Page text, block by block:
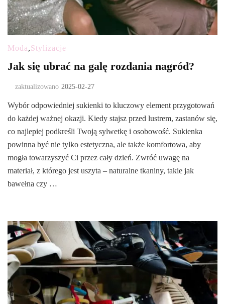
Moda,Stylizacje
Jak się ubrać na galę rozdania nagród?
zaktualizowano 2025-02-27
Wybór odpowiedniej sukienki to kluczowy element przygotowań
do każdej ważnej okazji. Kiedy stajsz przed lustrem, zastanów się,
co najlepiej podkreśli Twoją sylwetkę i osobowość. Sukienka
powinna być nie tylko estetyczna, ale także komfortowa, aby
mogła towarzyszyć Ci przez cały dzień. Zwróć uwagę na
materiał, z którego jest uszyta – naturalne tkaniny, takie jak
bawełna czy …